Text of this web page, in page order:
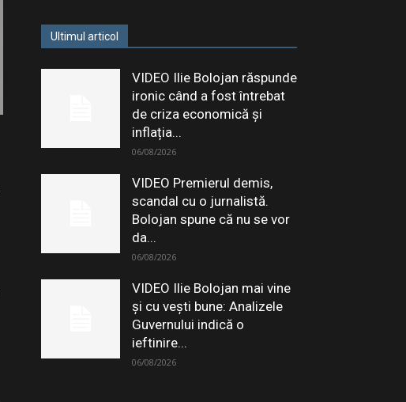
Ultimul articol
VIDEO Ilie Bolojan răspunde
ironic când a fost întrebat
de criza economică și
inflația...
06/08/2026
VIDEO Premierul demis,
scandal cu o jurnalistă.
Bolojan spune că nu se vor
da...
06/08/2026
VIDEO Ilie Bolojan mai vine
și cu vești bune: Analizele
Guvernului indică o
ieftinire...
06/08/2026